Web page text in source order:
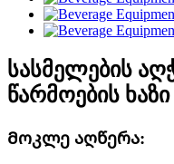
სასმელების
წარმოების ხაზი
Მოკლე აღწერა: